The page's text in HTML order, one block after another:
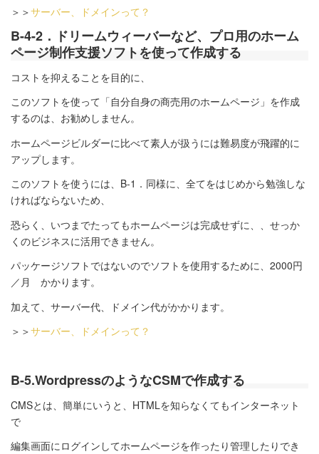
＞＞サーバー、ドメインって？
B-4-2．ドリームウィーバーなど、プロ用のホーム
ページ制作支援ソフトを使って作成する
コストを抑えることを目的に、
このソフトを使って「自分自身の商売用のホームページ」を作成
するのは、お勧めしません。
ホームページビルダーに比べて素人が扱うには難易度が飛躍的に
アップします。
このソフトを使うには、B-1．同様に、全てをはじめから勉強しな
ければならないため、
恐らく、いつまでたってもホームページは完成せずに、、せっか
くのビジネスに活用できません。
パッケージソフトではないのでソフトを使用するために、2000円
／月 かかります。
加えて、サーバー代、ドメイン代がかかります。
＞＞サーバー、ドメインって？
B-5.WordpressのようなCSMで作成する
CMSとは、簡単にいうと、HTMLを知らなくてもインターネット
で
編集画面にログインしてホームページを作ったり管理したりでき